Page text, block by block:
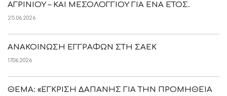
ΑΓΡΙΝΙΟΥ – ΚΑΙ ΜΕΣΟΛΟΓΓΙΟΥ ΓΙΑ ΕΝΑ ΕΤΟΣ.
25.06.2026
ΑΝΑΚΟΙΝΩΣΗ ΕΓΓΡΑΦΩΝ ΣΤΗ ΣΑΕΚ
17.06.2026
ΘΕΜΑ: «ΕΓΚΡΙΣΗ ΔΑΠΑΝΗΣ ΓΙΑ ΤΗΝ ΠΡΟΜΗΘΕΙΑ